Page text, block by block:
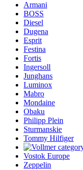
Armani
BOSS
Diesel
Dugena
Esprit
Festina
Fortis
Ingersoll
Junghans
Luminox
Mabro
Mondaine
Obaku
Philipp Plein
Sturmanskie
Tommy Hilfiger
Vostok Europe
Zeppelin